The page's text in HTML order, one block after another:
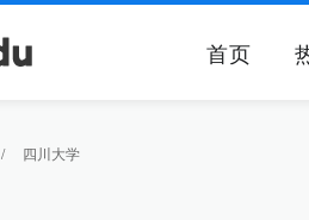
首页
/ 四川大学